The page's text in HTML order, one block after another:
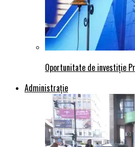
Oportunitate de investiție
Administraţie